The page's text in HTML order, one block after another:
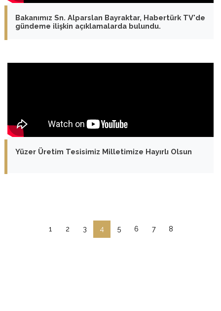
Bakanımız Sn. Alparslan Bayraktar, Habertürk TV'de
gündeme ilişkin açıklamalarda bulundu.
Yüzer Üretim Tesisimiz Milletimize Hayırlı Olsun
1 2 3 4 5 6 7 8